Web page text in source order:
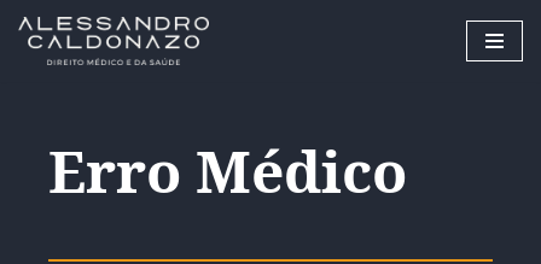
Pular
conteúdo
Erro Médico